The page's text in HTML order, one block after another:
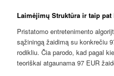
Laimėjimų Struktūra ir taip pat
Pristatomo entretenimento
sąžiningą žaidimą su konkrečiu
rodikliu. Čia parodo, kad pagal
teoriškai atgaunama 97 EUR